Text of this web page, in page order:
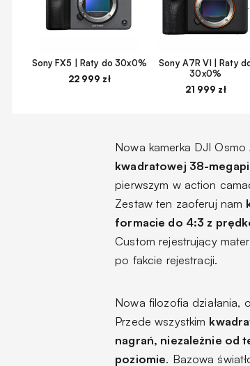
Sony FX5 | Raty do 30x0%
22 999 zł
Sony A7R VI | Raty
30x0%
21 999 zł
Nowa kamerka DJI
kwadratowej 38-
pierwszym w action
Zestaw ten zaoferuj nam
formacie do 4:3 z
Custom rejestrujący
po fakcie rejestracji.
Nowa filozofia działania,
Przede wszystkim
nagrań, niezależnie od
poziomie. Bazowa